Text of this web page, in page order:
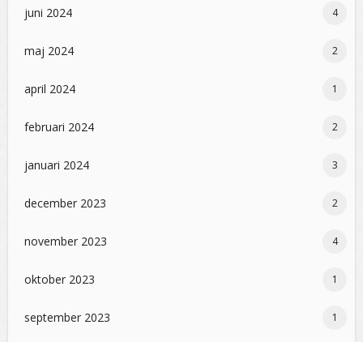
juni 2024 4
maj 2024 2
april 2024 1
februari 2024 2
januari 2024 3
december 2023 2
november 2023 4
oktober 2023 1
september 2023 1